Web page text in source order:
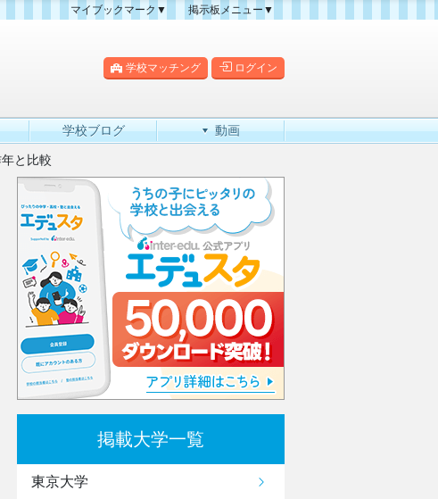
マイブックマーク▼
掲示板メニュー▼
掲示板マップ
新着書き込み一覧
学校マッチング ログイン
学校ブログ 動画
年と比較
掲載大学一覧
東京大学